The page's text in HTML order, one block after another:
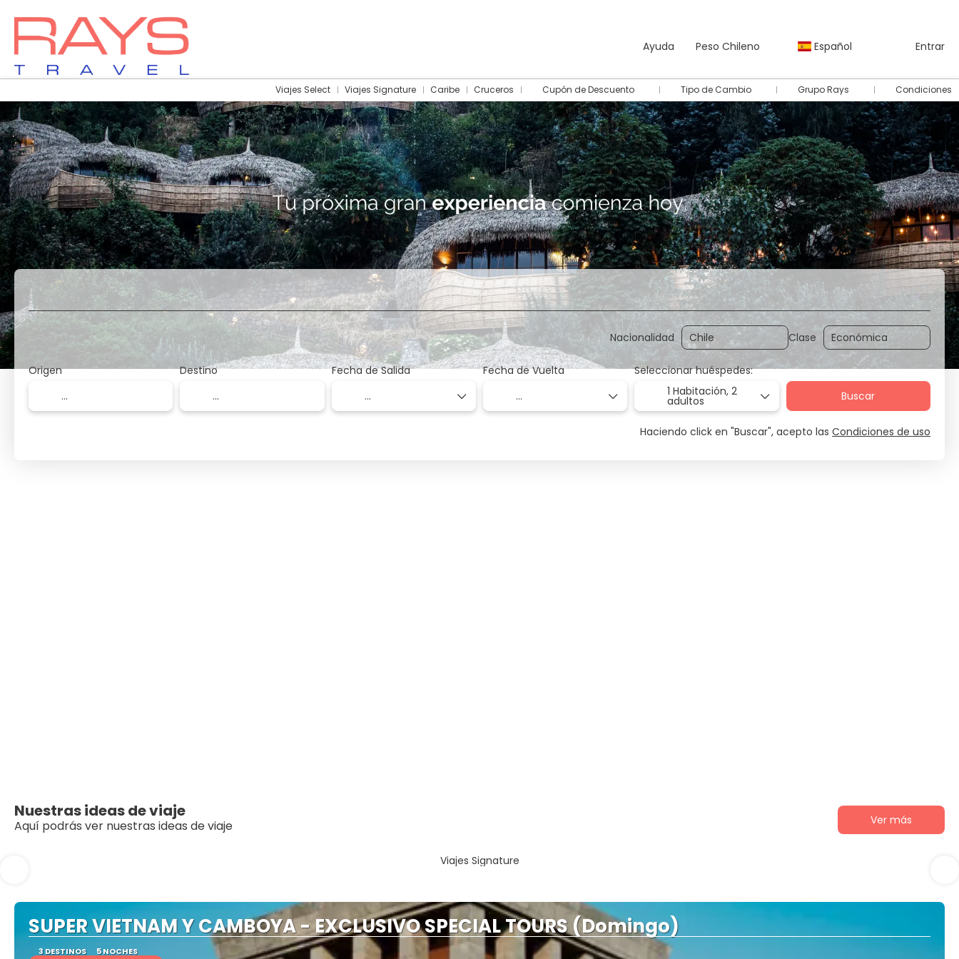
Ayuda Peso Chileno Español Entrar
Viajes Select Viajes Signature Caribe Cruceros Cupón de Descuento Tipo de Cambio Grupo Rays Condiciones
Vuelos + Vuelos + Hotel Hotel Traslados Actividades Autos Paquetes Multidestino
Nacionalidad Clase
Origen Destino Fecha de Salida Fecha de Vuelta
Seleccionar huéspedes:
1 Habitación,2
adultos Buscar
Haciendo click en "Buscar", acepto las Condiciones de uso
Nuestras ideas de viaje
Aquí podrás ver nuestras ideas de viaje Ver más
Viajes Signature
SUPER VIETNAM Y CAMBOYA - EXCLUSIVO SPECIAL TOURS (Domingo)
3 DESTINOS 5 NOCHES